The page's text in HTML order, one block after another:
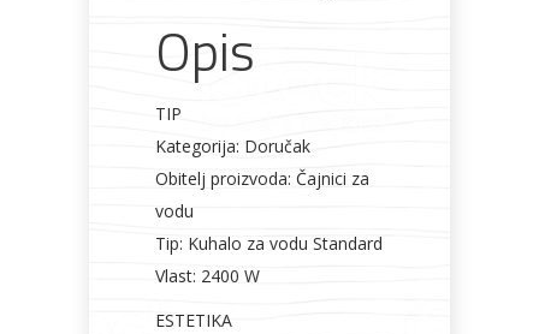
Opis
TIP
Kategorija: Doručak
Obitelj proizvoda: Čajnici za
vodu
Tip: Kuhalo za vodu Standard
Vlast: 2400 W
ESTETIKA